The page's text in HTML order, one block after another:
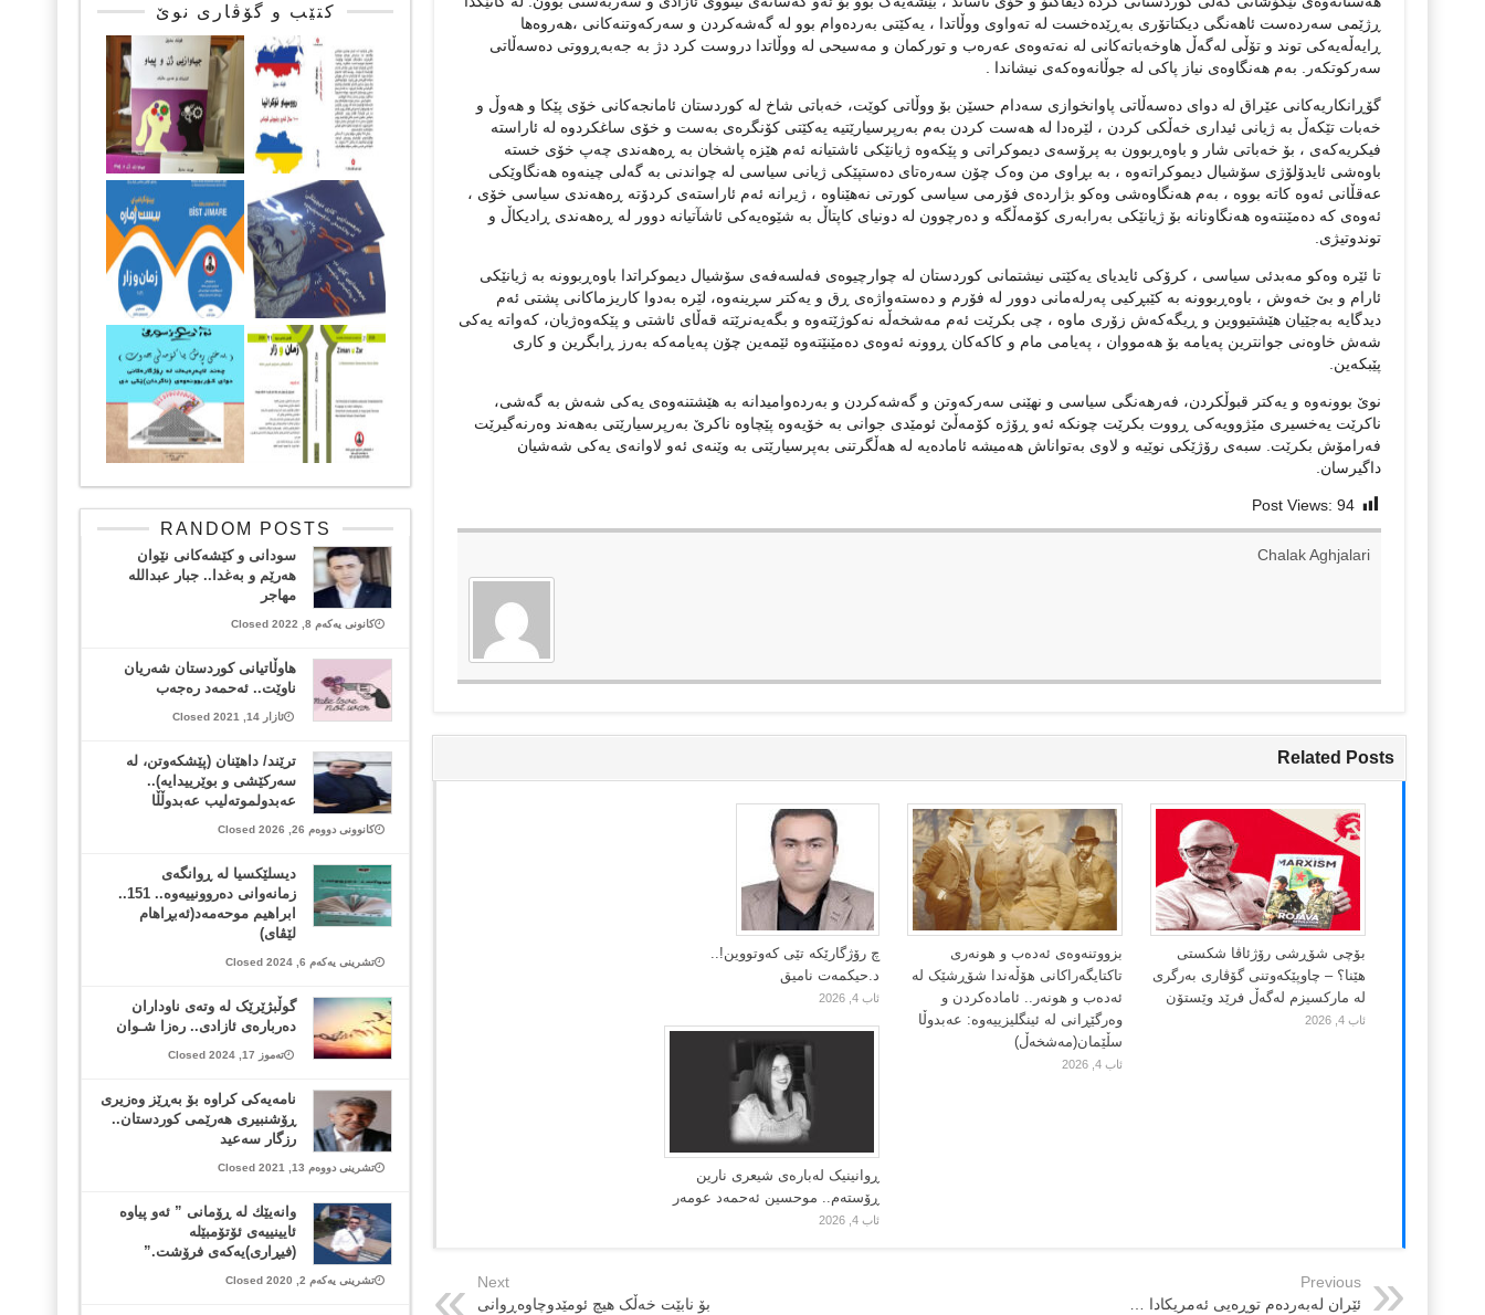
ڕژێمی سەردەست ئاهەنگی دیکتاتۆری بەڕێدەخست لە تەواوی ووڵاتدا ، یەكێتی بەردەوام بوو لە گەشەکردن و سەرکەوتنەکانی ،هەروەها
ڕایەڵەیەکی توند و تۆڵی لەگەڵ هاوخەباتەکانی لە نەتەوەی عەرەب و تورکمان و مەسیحی لە ووڵاتدا دروست کرد دژ بە جەبەڕووتی دەسەڵاتی
سەرکوتکەر. بەم هەنگاوەی نیاز پاکی لە جوڵانەوەکەی نیشاندا .
گۆڕانکاریەکانی عێراق لە دوای دەسەڵاتی پاوانخوازی سەدام حسێن بۆ ووڵاتی کوێت، خەباتی شاخ لە کوردستان ئامانجەکانی خۆی پێکا و هەوڵ و
خەبات تێکەڵ بە ژیانی ئیداری خەڵکی کردن ، لێرەدا لە هەست کردن بەم بەرپرسیارێتیە یەكێتی کۆنگرەی بەست و خۆی ساغکردوە لە ئاراستە
فیکریەکەی ، بۆ خەباتی شار و باوەڕبوون بە پرۆسەی دیموکراتی و پێکەوە ژیانێکی ئاشتیانە ئەم هێزە پاشخان بە ڕەهەندی چەپ خۆی خستە
باوەشی ئایدۆلۆژی سۆشیال دیموکراتەوە ، بە بڕاوی من وەک چۆن سەرەتای دەستپێکی ژیانی سیاسی لە چواندنی بە گەلی چینەوە هەنگاوێکی
عەقڵانی ئەوە کاتە بووە ، بەم هەنگاوەشی وەکو بژاردەی فۆرمی سیاسی کورتی نەهێناوە ، ژیرانە ئەم ئاراستەی کردۆتە ڕەهەندی سیاسی خۆی ،
ئەوەی کە دەمێنتەوە هەنگاونانە بۆ ژیانێکی بەرابەری کۆمەڵگە و دەرچوون لە دونیای کاپتاڵ بە شێوەیەکی ئاشآتیانە دوور لە ڕەهەندی ڕادیکاڵ و
توندوتیژی.
تا ئێرە وەکو مەبدئی سیاسی ، کرۆکی ئایدیای یەکێتی نیشتمانی کوردستان لە چوارچیوەی فەلسەفەی سۆشیال دیموکراتدا باوەڕبوونە بە ژیانێکی
ئارام و بێ خەوش ، باوەڕبوونە بە کێبڕكیی پەرلەمانی دوور لە فۆرم و دەستەواژەی ڕق و یەکتر سڕینەوە، لێرە بەدوا کاریزماکانی پشتی ئەم
دیدگایە بەجێیان هێشتیووین و ڕیگەکەش زۆری ماوە ، چی بکرێت ئەم مەشخەڵە نەکوژێتەوە و بگەیەنرێتە قەڵای ئاشتی و پێکەوەژیان، کەواتە یەکی
شەش خاوەنی جوانترین پەیامە بۆ هەمووان ، پەیامی مام و کاکەکان ڕوونە ئەوەی دەمێنێتەوە ئێمەین چۆن پەیامەکە بەرز ڕابگرین و کاری
پێبکەین.
نوێ بوونەوە و یەکتر قبوڵکردن، فەرهەنگی سیاسی و نهێنی سەرکەوتن و گەشەکردن و بەردەوامیدانە بە ‌هێشتنەوەی یەکی شەش بە گەشی،
ناکرێت یەخسیری مێژوویەکی ڕووت بکرێت چونکە ئەو ڕۆژە کۆمەڵێ ئومێدی جوانی بە خۆیەوە پێچاوە ناکرێ بەرپرسیارێتی بەهەند وەرنەگیرێت
فەرامۆش بکرێت. سبەی رۆژێکی نوێیە و لاوی بەتواناش هەمیشە ئامادەیە لە هەڵگرتنی بەپرسیارێتی بە وێنەی ئەو لاوانەی یەکی شەشیان
داگیرسان.
Post Views: 94
Chalak Aghjalari
Related Posts
بۆچی شۆڕشی رۆژئاڤا شکستی
هێنا؟ – چاوپێکەوتنی گۆڤاری بەرگری
لە مارکسیزم لەگەڵ فرێد وێستۆن
ئاب 4, 2026
بزووتنەوەی ئەدەب و هونەری
تاکتایگەراکانی هۆڵەندا شۆڕشێک لە
ئەدەب و هونەر.. ئامادەکردن و
وەرگێڕانی لە ئینگلیزییەوە: عەبدوڵا
سڵێمان(مەشخەڵ)
ئاب 4, 2026
چ رۆژگارێکە تێی کەوتووین!..
د.حیکمەت نامیق
ئاب 4, 2026
ڕوانینیک لەبارەى شیعرى نارین
ڕۆستەم.. موحسین ئەحمەد عومەر
ئاب 4, 2026
Previous
ئێران له‌به‌رده‌م توڕه‌یی ئه‌مریكادا …
Next
بۆ نابێت خەڵک هیچ ئومێدوچاوەڕوانی
کتێب و گۆڤاری نوێ
RANDOM POSTS
سودانی و کێشەکانی نێوان
هەرێم و بەغدا.. جبار عبداللە
مهاجر
کانونی یەکەم 8, 2022 Closed
هاوڵاتیانی كوردستان شه‌ریان
ناوێت.. ئه‌حمه‌د ره‌جه‌ب
ئازار 14, 2021 Closed
ترێند/ داهێنان (پێشكەوتن، لە
سەركێشی و بوێرییدایە)..
عەبدولموتەلیب عەبدوڵڵا
کانوونی دووەم 26, 2026 Closed
دیسلێکسیا لە ڕوانگەی
زمانەوانی دەروونییەوە.. 151..
ابراهیم موحەمەد(ئەبڕاهام
لێڤای)
تشرینی یەکەم 6, 2024 Closed
گوڵبژێرێک لە وتەی ناوداران
دەربارەی ئازادی.. رەزا شـوان
تەموز 17, 2024 Closed
نامەیەکی کراوە بۆ بەڕێز وەزیری
ڕۆشنبیری هەرێمی کوردستان..
رزگار سەعید
تشرینی دووەم 13, 2021 Closed
وانه‌یێك له‌ ڕۆمانی ” ئەو پیاوە
ئایینییەی ئۆتۆمبێلە
(فیڕاری)یەکەی فرۆشت.”
تشرینی یەکەم 2, 2020 Closed